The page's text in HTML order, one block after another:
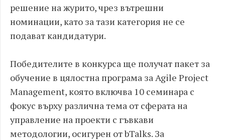
решение на журито, чрез вътрешни
номинации, като за тази категория не се
подават кандидатури.
Победителите в конкурса ще получат пакет за
обучение в цялостна програма за Agile Project
Management, която включва 10 семинара с
фокус върху различна тема от сферата на
управление на проекти с гъвкави
методологии, осигурен от bTalks. За